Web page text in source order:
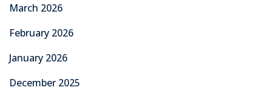
March 2026
February 2026
January 2026
December 2025